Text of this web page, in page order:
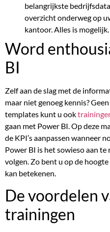
belangrijkste
overzicht onderweg op
kantoor. Alles is mogelijk.
Word
BI
Zelf aan de slag met de
maar niet genoeg kennis?
templates kunt u ook
gaan met Power BI. Op deze
de KPI’s aanpassen wanneer
Power BI is het sowieso aan te
volgen. Zo bent u op de
kan betekenen.
De voordelen
trainingen